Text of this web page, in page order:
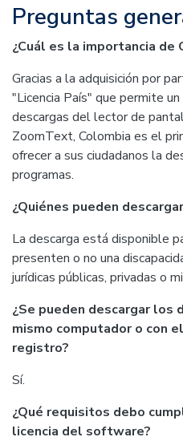
Preguntas
¿Cuál es la importancia de
Gracias a la adquisición por
"Licencia País" que permite
descargas del lector de
ZoomText, Colombia es el
ofrecer a sus ciudadanos la
programas.
¿Quiénes pueden
La descarga está disponible
presenten o no una
jurídicas públicas, privadas o
¿Se pueden descargar los
mismo computador o con
registro?
Sí.
¿Qué requisitos debo
licencia del software?